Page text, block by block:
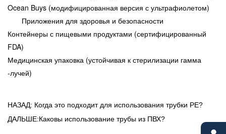
Ocean Buys (модифицированная версия с ультрафиолетом)
Приложения для здоровья и безопасности
Контейнеры с пищевыми продуктами (сертифицированный
FDA)
Медицинская упаковка (устойчивая к стерилизации гамма
-лучей)
НАЗАД: Когда это подходит для использования трубки PE?
ДАЛЬШЕ:Каковы использование трубы из ПВХ?